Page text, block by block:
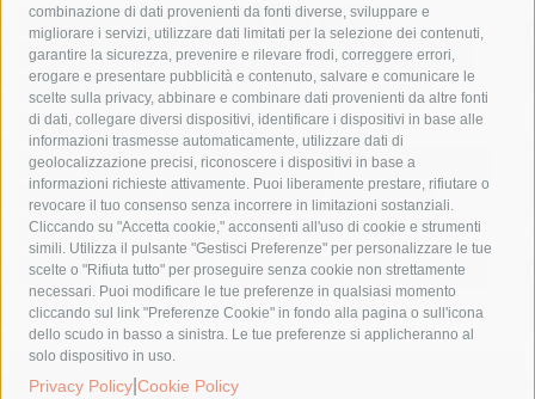
combinazione di dati provenienti da fonti diverse, sviluppare e
migliorare i servizi, utilizzare dati limitati per la selezione dei contenuti,
garantire la sicurezza, prevenire e rilevare frodi, correggere errori,
erogare e presentare pubblicità e contenuto, salvare e comunicare le
scelte sulla privacy, abbinare e combinare dati provenienti da altre fonti
di dati, collegare diversi dispositivi, identificare i dispositivi in base alle
informazioni trasmesse automaticamente, utilizzare dati di
geolocalizzazione precisi, riconoscere i dispositivi in base a
informazioni richieste attivamente. Puoi liberamente prestare, rifiutare o
revocare il tuo consenso senza incorrere in limitazioni sostanziali.
Cliccando su "Accetta cookie," acconsenti all'uso di cookie e strumenti
simili. Utilizza il pulsante "Gestisci Preferenze" per personalizzare le tue
scelte o "Rifiuta tutto" per proseguire senza cookie non strettamente
necessari. Puoi modificare le tue preferenze in qualsiasi momento
cliccando sul link "Preferenze Cookie" in fondo alla pagina o sull'icona
dello scudo in basso a sinistra. Le tue preferenze si applicheranno al
solo dispositivo in uso.
Privacy Policy Cookie Policy
costiera amalfitana
covid-19 eav
elezioni
fondazione sorrento
gori guardia costiera
incidente
lavori
lorenzo balducelli mare
massa lubrense
massimo coppola
Meta napoli
ordinanza
penisola sorrentina
piano di sorrento
polizia municipale
protezione civile
Regione Campania
sant'agnello
sindaco cuomo
sorrento studenti temporali
treni
turismo
Vico Equense villa fiorentino vincenzo de luca
© 2015 SorrentoPress. All rights reserved.